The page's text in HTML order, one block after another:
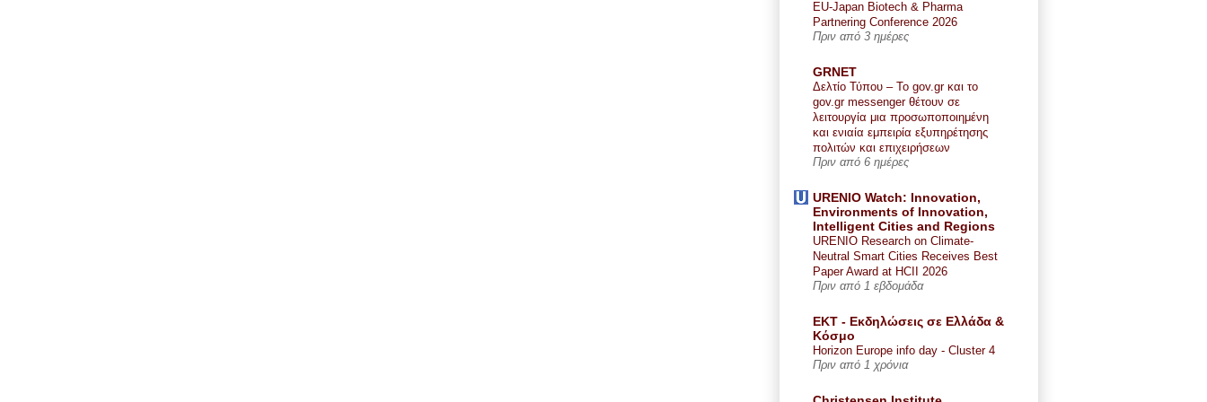
EU-Japan Biotech & Pharma
Partnering Conference 2026
Πριν από 3 ημέρες
GRNET
Δελτίο Τύπου – Το gov.gr και το
gov.gr messenger θέτουν σε
λειτουργία μια προσωποποιημένη
και ενιαία εμπειρία εξυπηρέτησης
πολιτών και επιχειρήσεων
Πριν από 6 ημέρες
URENIO Watch: Innovation,
Environments of Innovation,
Intelligent Cities and Regions
URENIO Research on Climate-
Neutral Smart Cities Receives Best
Paper Award at HCII 2026
Πριν από 1 εβδομάδα
ΕΚΤ - Εκδηλώσεις σε Ελλάδα &
Κόσμο
Horizon Europe info day - Cluster 4
Πριν από 1 χρόνια